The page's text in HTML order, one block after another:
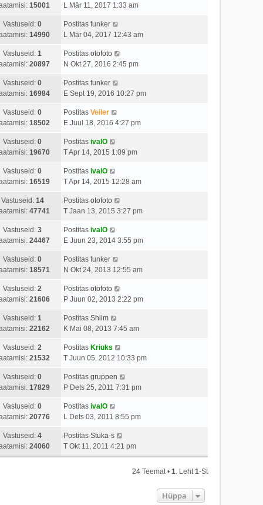
15001
L Mär 11, 2017 1:33 am
Vastuseid: 0
14990
Postitas funker
L Mär 04, 2017 12:43 am
Vastuseid: 1
20897
Postitas otofoto
N Okt 27, 2016 2:45 pm
Vastuseid: 0
16984
Postitas funker
E Sept 19, 2016 10:27 pm
Vastuseid: 0
18502
Postitas Veiler
E Juul 18, 2016 4:27 pm
Vastuseid: 0
19670
Postitas ivalO
T Apr 14, 2015 1:09 pm
Vastuseid: 0
16519
Postitas ivalO
T Apr 14, 2015 12:28 am
Vastuseid: 14
47741
Postitas otofoto
T Jaan 13, 2015 3:27 pm
Vastuseid: 3
24467
Postitas ivalO
E Juun 23, 2014 3:55 pm
Vastuseid: 0
18571
Postitas funker
N Okt 24, 2013 12:55 am
Vastuseid: 2
21606
Postitas otofoto
P Juun 02, 2013 2:22 pm
Vastuseid: 1
22162
Postitas Shiim
K Mai 08, 2013 7:45 am
Vastuseid: 2
21532
Postitas Kriuks
T Juun 05, 2012 10:33 pm
Vastuseid: 0
17829
Postitas gruppen
P Dets 25, 2011 7:31 pm
Vastuseid: 0
20776
Postitas ivalO
L Dets 03, 2011 8:55 pm
Vastuseid: 4
24060
Postitas Stuka-s
T Okt 11, 2011 4:21 pm
24 Teemat • 1. Leht1-st
Hüppa